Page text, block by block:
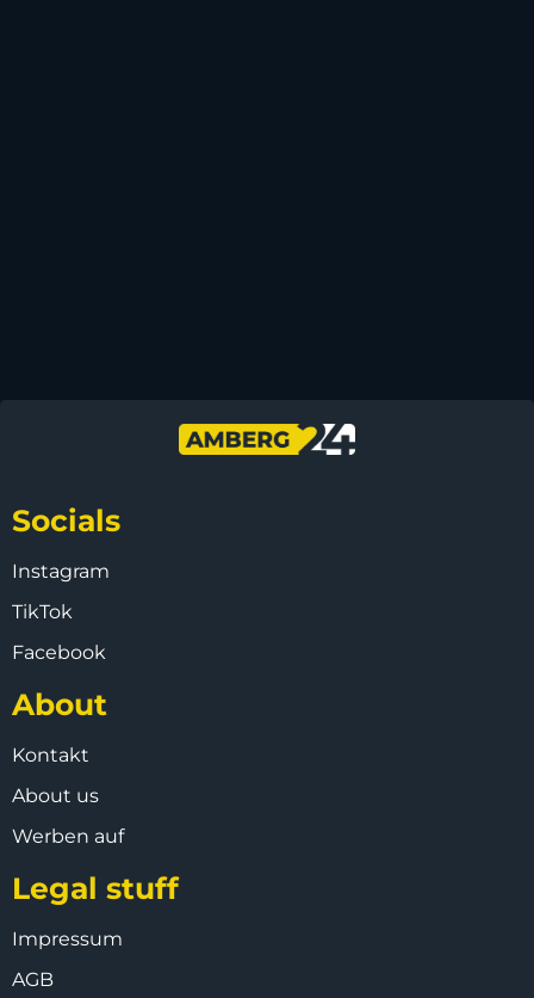
Socials
Instagram
TikTok
Facebook
About
Kontakt
About us
Werben auf
Legal stuff
Impressum
AGB